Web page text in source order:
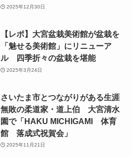
2025年12月30日
【レポ】大宮盆栽美術館が盆栽を
「魅せる美術館」にリニューア
ル 四季折々の盆栽を堪能
2025年3月24日
さいたま市とつながりがある生涯
無敗の柔道家・道上伯 大宮清水
園で「HAKU MICHIGAMI 体育
館 落成式祝賀会」
2025年11月21日